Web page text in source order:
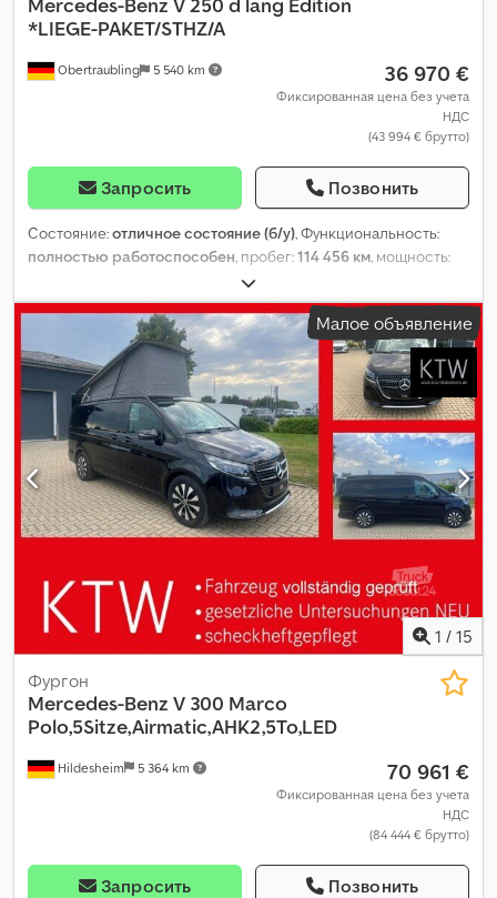
Obertraubling 5 540 km
Mercedes-Benz V 250 d lang Edition
*LIEGE-PAKET/STHZ/A
36 970 €
Фиксированная цена без учета
НДС
(43 994 € брутто)
Запросить Позвонить
Состояние:отличное состояние (б/у), Функциональность:
полностью работоспособен, пробег:114 456 км, мощность:
, тип топлива:
автоматический, общий вес:3 100 кг, первая регистрация:
, следующая проверка (TÜV):03/2028, класс выбросов:
Евро 6
, энергетическая эффективность: , цвет:красный,
кабина водителя:
спальный отсек (кабина)
, количество мест:
7, количество предыдущих владельцев: , Оборудование:ABS,
бортовой компьютер, гидроусилитель руля,
дополнительные фары, кондиционер, круиз-контроль,
летние шины, навигационная система, отопитель
стояночный, парктроники, подогрев сиденья, подушка
безопасности, прицепное устройство, противотуманные
фары, раздвижная дверь, регистрация автомобиля,
контроля тяги, центральный замок, электронная программа
стабилизации (ESP),
Малое объявление
1 / 15
Hildesheim 5 364 km
Фургон
Mercedes-Benz V 300 Marco
Polo,5Sitze,Airmatic,AHK2,5To,LED
70 961 €
Фиксированная цена без учета
НДС
(84 444 € брутто)
Запросить Позвонить